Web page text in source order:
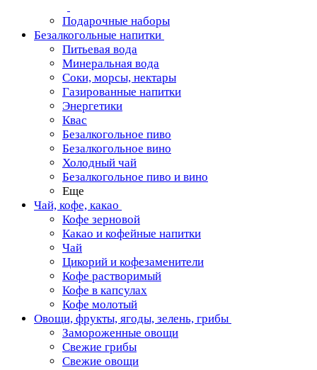
Подарочные наборы
Безалкогольные напитки
Питьевая вода
Минеральная вода
Соки, морсы, нектары
Газированные напитки
Энергетики
Квас
Безалкогольное пиво
Безалкогольное вино
Холодный чай
Безалкогольное пиво и вино
Еще
Чай, кофе, какао
Кофе зерновой
Какао и кофейные напитки
Чай
Цикорий и кофезаменители
Кофе растворимый
Кофе в капсулах
Кофе молотый
Овощи, фрукты, ягоды, зелень, грибы
Замороженные овощи
Свежие грибы
Свежие овощи